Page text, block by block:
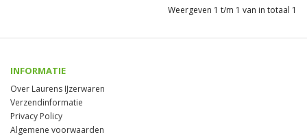
Weergeven 1 t/m 1 van in totaal 1
INFORMATIE
Over Laurens IJzerwaren
Verzendinformatie
Privacy Policy
Algemene voorwaarden